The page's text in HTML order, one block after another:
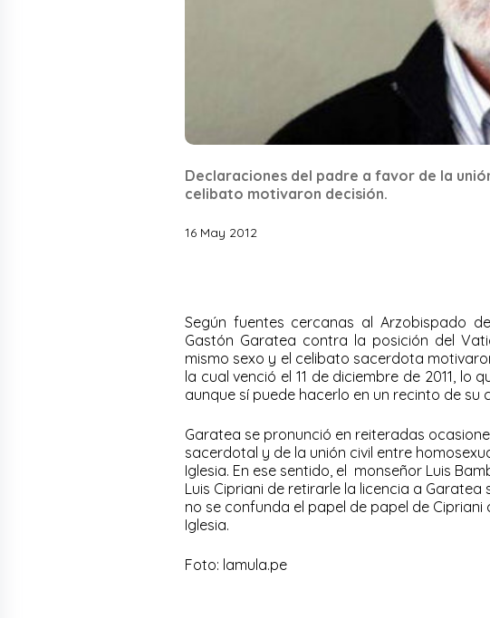
Declaraciones del padre a favor de la
celibato motivaron decisión.
16 May 2012
Según fuentes cercanas al Arzobispado
Gastón Garatea contra la posición del
mismo sexo y el celibato sacerdota
la cual venció el 11 de diciembre de 2011, lo
aunque sí puede hacerlo en un recinto de su
Garatea se pronunció en reiteradas
sacerdotal y de la unión civil entre
Iglesia. En ese sentido, el monseñor Luis
Luis Cipriani de retirarle la licencia a
no se confunda el papel de papel de
Iglesia.
Foto: lamula.pe